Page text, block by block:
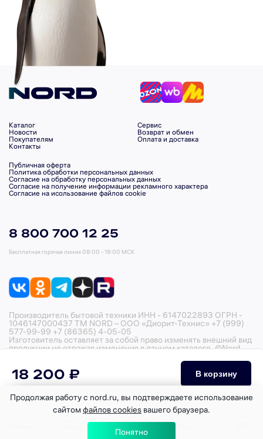
Каталог
Новости
Покупателям
Контакты
Сервис
Возврат и обмен
Оплата и доставка
Публичная оферта
Политика обработки персональных данных
Согласие на обработку персональных данных
Согласие на получение информации рекламного характера
Согласие на исользование файлов cookie
8 800 700 12 25
Бесплатная горячая линия 08:00 - 19:00 МСК
Производитель бытовой техники ИНН - 6147022893 ОГРН -
1046147000437 ТМ NORD – ООО «Диорит-Технис» +7 (999)
577-99-99 +7 (86365) 4-05-05
Изготовитель оставляет за собой право изменять внешний вид
продукции не отражая изменения в данном каталоге. ©Nord,
Избранное
Продолжая работу с nord.ru, вы подтверждаете использование
сайтом файлов cookies вашего браузера.
Понятно
18 200 ₽ В корзину